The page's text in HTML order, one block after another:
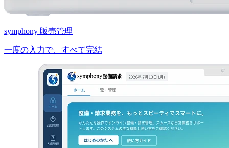
symphony 販売管理
一度の入力で、すべて完結